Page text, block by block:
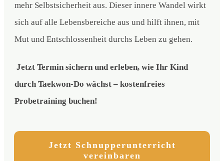
mehr Selbstsicherheit aus. Dieser innere Wandel wirkt
sich auf alle Lebensbereiche aus und hilft ihnen, mit
Mut und Entschlossenheit durchs Leben zu gehen.
Jetzt Termin sichern und erleben, wie Ihr Kind
durch Taekwon-Do wächst – kostenfreies
Probetraining buchen!
Jetzt Schnupperunterricht
vereinbaren